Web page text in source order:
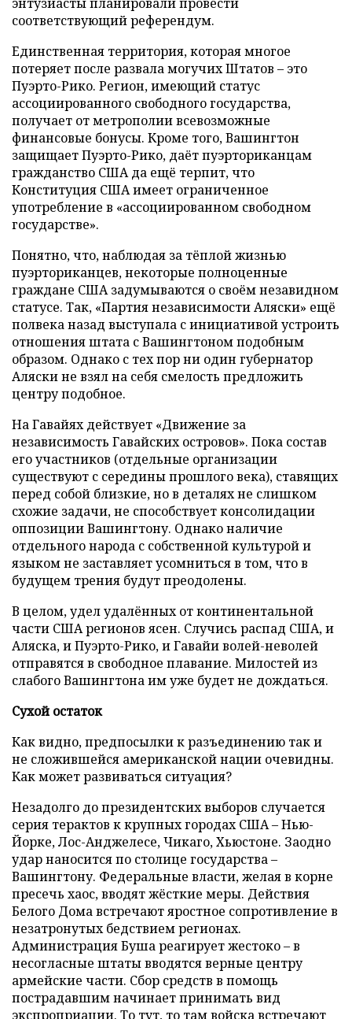
соответствующий референдум.
Единственная территория, которая многое
потеряет после развала могучих Штатов – это
Пуэрто-Рико. Регион, имеющий статус
ассоциированного свободного государства,
получает от метрополии всевозможные
финансовые бонусы. Кроме того, Вашингтон
защищает Пуэрто-Рико, даёт пуэрториканцам
гражданство США да ещё терпит, что
Конституция США имеет ограниченное
употребление в «ассоциированном свободном
государстве».
Понятно, что, наблюдая за тёплой жизнью
пуэрториканцев, некоторые полноценные
граждане США задумываются о своём незавидном
статусе. Так, «Партия независимости Аляски» ещё
полвека назад выступала с инициативой устроить
отношения штата с Вашингтоном подобным
образом. Однако с тех пор ни один губернатор
Аляски не взял на себя смелость предложить
центру подобное.
На Гавайях действует «Движение за
независимость Гавайских островов». Пока состав
его участников (отдельные организации
существуют с середины прошлого века), ставящих
перед собой близкие, но в деталях не слишком
схожие задачи, не способствует консолидации
оппозиции Вашингтону. Однако наличие
отдельного народа с собственной культурой и
языком не заставляет усомниться в том, что в
будущем трения будут преодолены.
В целом, удел удалённых от континентальной
части США регионов ясен. Случись распад США, и
Аляска, и Пуэрто-Рико, и Гавайи волей-неволей
отправятся в свободное плавание. Милостей из
слабого Вашингтона им уже будет не дождаться.
Сухой остаток
Как видно, предпосылки к разъединению так и
не сложившейся американской нации очевидны.
Как может развиваться ситуация?
Незадолго до президентских выборов случается
серия терактов к крупных городах США – Нью-
Йорке, Лос-Анджелесе, Чикаго, Хьюстоне. Заодно
удар наносится по столице государства –
Вашингтону. Федеральные власти, желая в корне
пресечь хаос, вводят жёсткие меры. Действия
Белого Дома встречают яростное сопротивление в
незатронутых бедствием регионах.
Администрация Буша реагирует жестоко – в
несогласные штаты вводятся верные центру
армейские части. Сбор средств в помощь
пострадавшим начинает принимать вид
экспроприации. То тут, то там войска встречают